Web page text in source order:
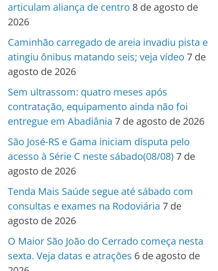
articulam aliança de centro 8 de agosto de
2026
Caminhão carregado de areia invadiu pista e
atingiu ônibus matando seis; veja vídeo 7 de
agosto de 2026
Sem ultrassom: quatro meses após
contratação, equipamento ainda não foi
entregue em Abadiânia 7 de agosto de 2026
São José-RS e Gama iniciam disputa pelo
acesso à Série C neste sábado(08/08) 7 de
agosto de 2026
Tenda Mais Saúde segue até sábado com
consultas e exames na Rodoviária 7 de
agosto de 2026
O Maior São João do Cerrado começa nesta
sexta. Veja datas e atrações 6 de agosto de